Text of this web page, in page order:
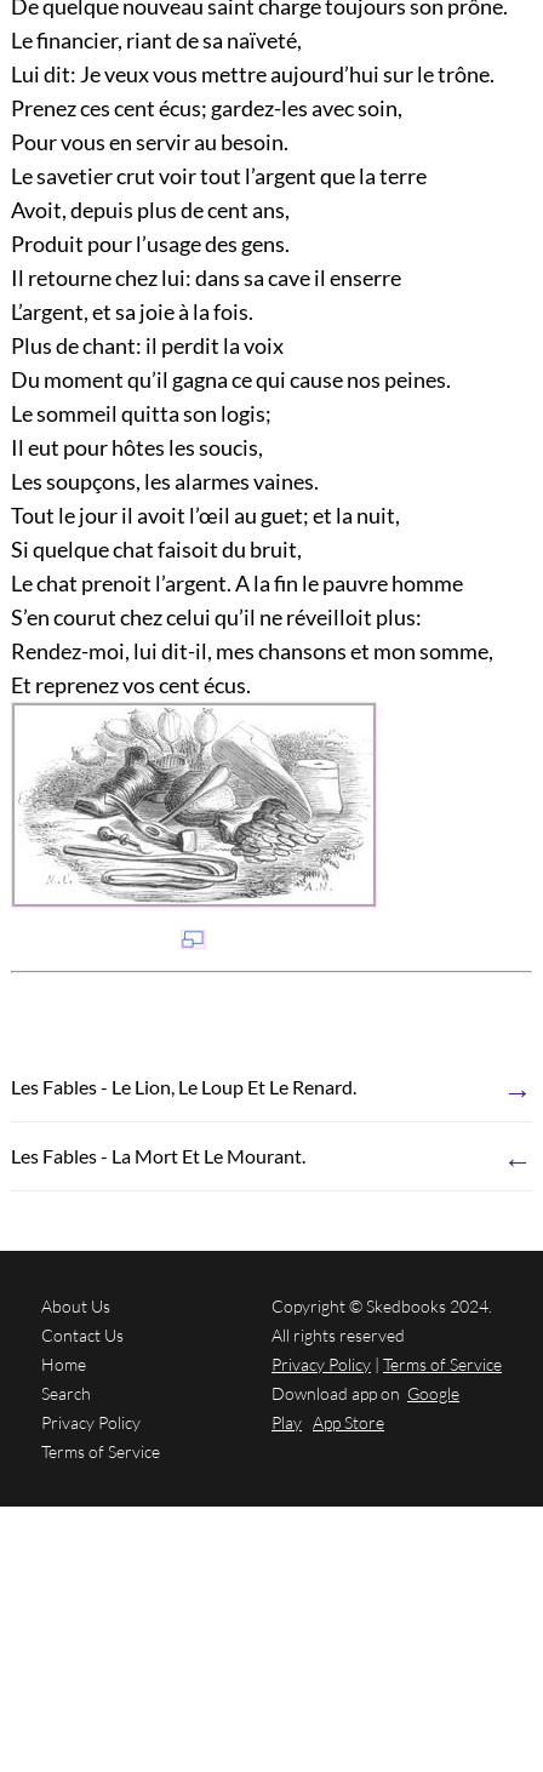
De quelque nouveau saint charge toujours son prône.
Le financier, riant de sa naïveté,
Lui dit: Je veux vous mettre aujourd’hui sur le trône.
Prenez ces cent écus; gardez-les avec soin,
Pour vous en servir au besoin.
Le savetier crut voir tout l’argent que la terre
Avoit, depuis plus de cent ans,
Produit pour l’usage des gens.
Il retourne chez lui: dans sa cave il enserre
L’argent, et sa joie à la fois.
Plus de chant: il perdit la voix
Du moment qu’il gagna ce qui cause nos peines.
Le sommeil quitta son logis;
Il eut pour hôtes les soucis,
Les soupçons, les alarmes vaines.
Tout le jour il avoit l’œil au guet; et la nuit,
Si quelque chat faisoit du bruit,
Le chat prenoit l’argent. A la fin le pauvre homme
S’en courut chez celui qu’il ne réveilloit plus:
Rendez-moi, lui dit-il, mes chansons et mon somme,
Et reprenez vos cent écus.
Les Fables - Le Lion, Le Loup Et Le Renard. →
Les Fables - La Mort Et Le Mourant. ←
About Us
Contact Us
Home
Search
Privacy Policy
Terms of Service
Copyright © Skedbooks 2024.
All rights reserved
Privacy Policy | Terms of Service
Download app on Google
Play App Store